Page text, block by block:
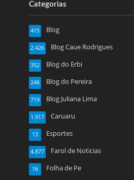
Categorias
Blog
415
Blog Caue Rodrigues
2.426
Blog do Erbi
352
Blog do Pereira
246
Blog Juliana Lima
719
Caruaru
1.917
Esportes
13
Farol de Noticias
4.877
Folha de Pe
16